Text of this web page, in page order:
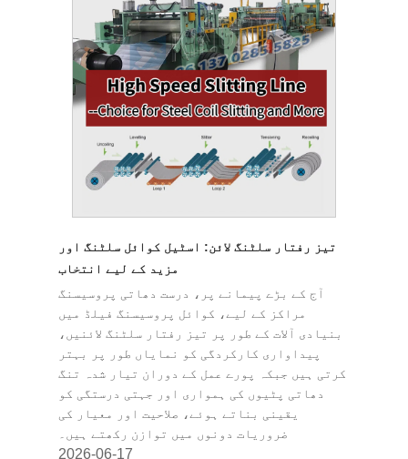
تیز رفتار سلٹنگ لائن: اسٹیل کوائل سلٹنگ اور
مزید کے لیے انتخاب
آج کے بڑے پیمانے پر، درست دھاتی پروسیسنگ
مراکز کے لیے، کوائل پروسیسنگ فیلڈ میں
بنیادی آلات کے طور پر تیز رفتار سلٹنگ لائنیں،
پیداواری کارکردگی کو نمایاں طور پر بہتر
کرتی ہیں جبکہ پورے عمل کے دوران تیار شدہ تنگ
دھاتی پٹیوں کی ہمواری اور جہتی درستگی کو
یقینی بناتے ہوئے، صلاحیت اور معیار کی
ضروریات دونوں میں توازن رکھتے ہیں۔
2026-06-17